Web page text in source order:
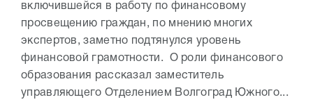
включившейся в работу по финансовому
просвещению граждан, по мнению многих
экспертов, заметно подтянулся уровень
финансовой грамотности. О роли финансового
образования рассказал заместитель
управляющего Отделением Волгоград Южного...